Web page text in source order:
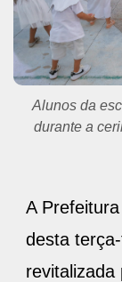
Alunos da
durante a
A
desta
revitalizada